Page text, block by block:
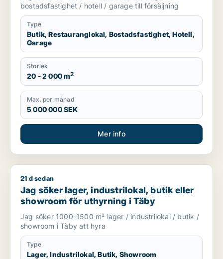
bostadsfastighet / hotell / garage till försäljning
Type
Butik, Restauranglokal, Bostadsfastighet, Hotell,
Garage
Storlek
20 - 2 000 m2
Max. per månad
5 000 000 SEK
Mer info
Jag söker lager, industrilokal, butik eller showroom för
21 d sedan
Jag söker lager, industrilokal, butik eller
showroom för uthyrning i Täby
Jag söker 1000-1500 m² lager / industrilokal / butik /
showroom i Täby att hyra
Type
Lager, Industrilokal, Butik, Showroom